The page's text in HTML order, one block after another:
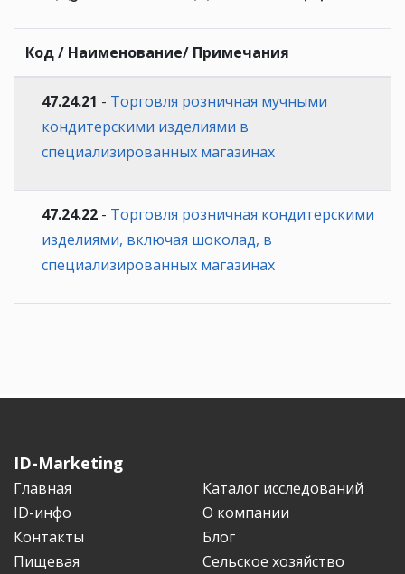
Код / Наименование/ Примечания
47.24.21 - Торговля розничная мучными
кондитерскими изделиями в
специализированных магазинах
47.24.22 - Торговля розничная кондитерскими
изделиями, включая шоколад, в
специализированных магазинах
ID-Marketing
Главная
Каталог исследований
ID-инфо
О компании
Контакты
Блог
Пищевая
Сельское хозяйство